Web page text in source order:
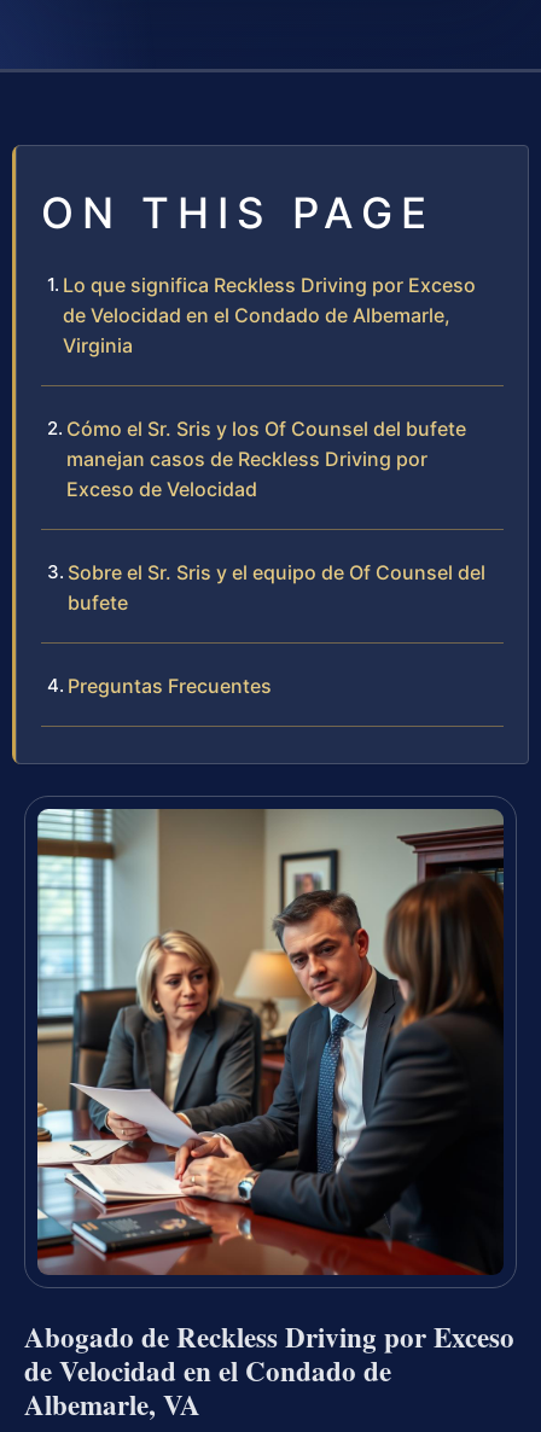
ON THIS PAGE
Lo que significa Reckless Driving por Exceso
de Velocidad en el Condado de Albemarle,
Virginia
Cómo el Sr. Sris y los Of Counsel del bufete
manejan casos de Reckless Driving por
Exceso de Velocidad
Sobre el Sr. Sris y el equipo de Of Counsel del
bufete
Preguntas Frecuentes
Abogado de Reckless Driving por Exceso
de Velocidad en el Condado de
Albemarle, VA